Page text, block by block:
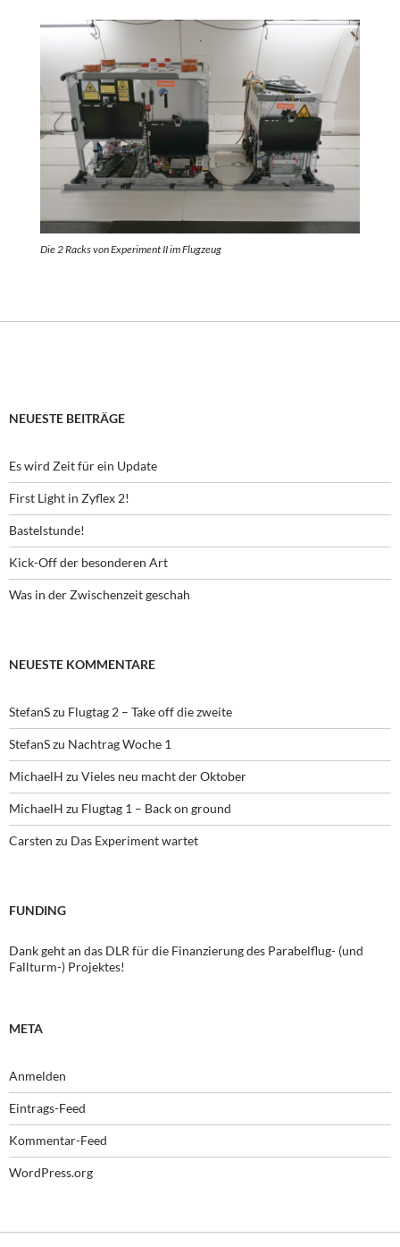
Die 2 Racks von Experiment II im Flugzeug
NEUESTE BEITRÄGE
Es wird Zeit für ein Update
First Light in Zyflex 2!
Bastelstunde!
Kick-Off der besonderen Art
Was in der Zwischenzeit geschah
NEUESTE KOMMENTARE
StefanSzu Flugtag 2 – Take off die zweite
StefanSzu Nachtrag Woche 1
MichaelH zu Vieles neu macht der Oktober
MichaelH zu Flugtag 1 – Back on ground
Carsten zu Das Experiment wartet
FUNDING
Dank geht an das DLR für die Finanzierung des Parabelflug- (und
Fallturm-) Projektes!
META
Anmelden
Eintrags-Feed
Kommentar-Feed
WordPress.org